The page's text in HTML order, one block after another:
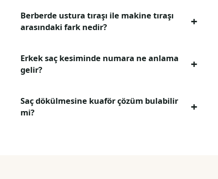
Berberde ustura tıraşı ile makine tıraşı
arasındaki fark nedir?
Erkek saç kesiminde numara ne anlama
gelir?
Saç dökülmesine kuaför çözüm bulabilir
mi?